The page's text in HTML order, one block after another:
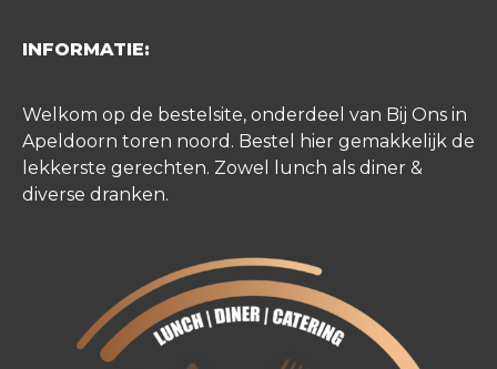
INFORMATIE:
Welkom op de bestelsite, onderdeel van Bij Ons in
Apeldoorn toren noord. Bestel hier gemakkelijk de
lekkerste gerechten. Zowel lunch als diner &
diverse dranken.